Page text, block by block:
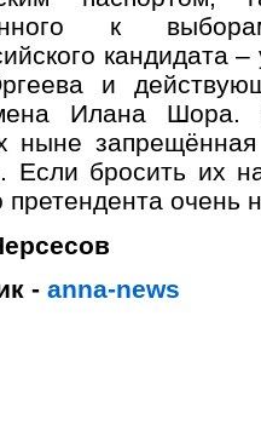
к
кандидата
и
Илана Шора.
ныне
Если бросить их
претендента очень
- anna-news